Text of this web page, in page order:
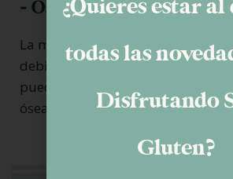
- Osteopenia y
La mala absorción de calcio y
debido a la lesión en las
puede llevar a una disminución
ósea, aumentando el riesgo de
¿Quieres estar al
todas las
Disfrutando
Gluten?